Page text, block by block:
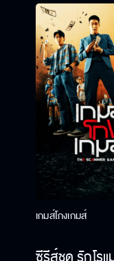
เกมส์โกงเกมส์